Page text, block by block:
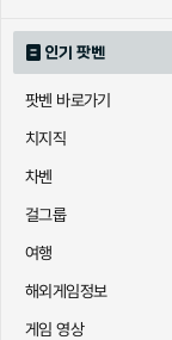
인기 팟벤
팟벤 바로가기
치지직
차벤
걸그룹
여행
해외게임정보
게임 영상